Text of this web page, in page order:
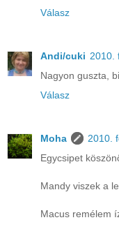
Válasz
Andi/cuki 2010.
Nagyon guszta,
Válasz
Moha
2010.
Egycsipet
Mandy viszek a
Macus remélem